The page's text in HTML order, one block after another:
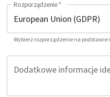
Rozporządzenie *
Wybierz rozporządzenie na
Dodatkowe informacje